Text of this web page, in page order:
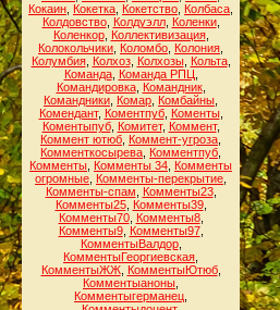
Кокаин Кокетка Кокетство Колбаса
Колдовство, Колдуэлл, Коленки,
Коленкор, Коллективизация,
Колокольчики Коломбо Колония
Колумбия, Колхоз, Колхозы, Кольта,
Команда, Команда РПЦ
Командировка, Командник,
Командники Комар Комбайны
Комендант, Коментпуб, Коменты,
Коментыпуб, Комитет, Коммент,
Коммент ютюб Коммент-угроза
Комменткосырева Комментпуб
Комменты Комменты 34 Комменты
огромные Комменты-перекрытие
Комменты-спам
Комменты23,
Комменты25, Комменты39,
Комменты70, Комменты8,
Комменты9, Комменты97,
КомментыВалдор,
КомментыГеоргиевская
КомментыЖЖ, КомментыЮтюб,
Комментыаноны
Комментыгерманец